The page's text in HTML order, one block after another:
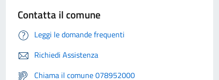
Contatta il comune
Leggi le domande frequenti
Richiedi Assistenza
Chiama il comune 078952000